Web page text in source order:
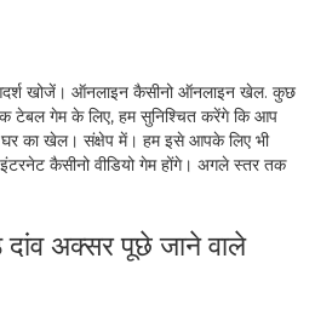
खोजें। ऑनलाइन कैसीनो ऑनलाइन खेल. कुछ
टेबल गेम के लिए, हम सुनिश्चित करेंगे कि आप
का खेल। संक्षेप में। हम इसे आपके लिए भी
कैसीनो वीडियो गेम होंगे। अगले स्तर तक
दांव अक्सर पूछे जाने वाले